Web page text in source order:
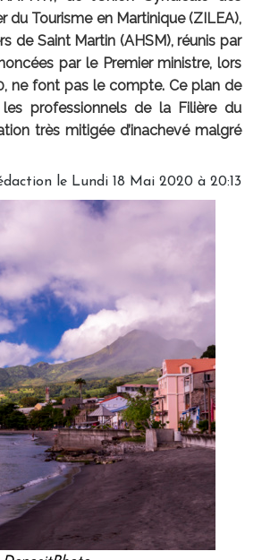
du Tourisme en Martinique (ZILEA),
de Saint Martin (AHSM), réunis par
par le Premier ministre, lors
ne font pas le compte. Ce plan de
professionnels de la Filière du
très mitigée d’inachevé malgré
le Lundi 18 Mai 2020 à 20:13